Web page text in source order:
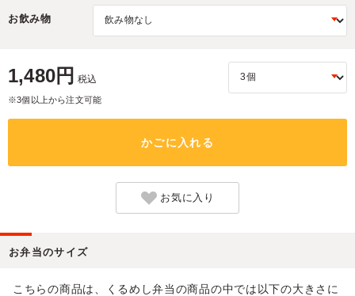
お飲み物
1,480円 税込
※3個以上から注文可能
かごに入れる
お気に入り
お弁当のサイズ
こちらの商品は、くるめし弁当の商品の中では以下の大きさに